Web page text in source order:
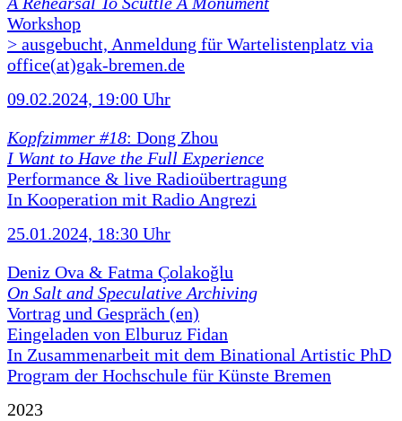
Workshop
> ausgebucht, Anmeldung für Wartelistenplatz via
office(at)gak-bremen.de
09.02.2024, 19:00 Uhr
Kopfzimmer #18: Dong Zhou
I Want to Have the Full Experience
Performance & live Radioübertragung
In Kooperation mit Radio Angrezi
25.01.2024, 18:30 Uhr
Deniz Ova & Fatma Çolakoğlu
On Salt and Speculative Archiving
Vortrag und Gespräch (en)
Eingeladen von Elburuz Fidan
In Zusammenarbeit mit dem Binational Artistic PhD
Program der Hochschule für Künste Bremen
2023